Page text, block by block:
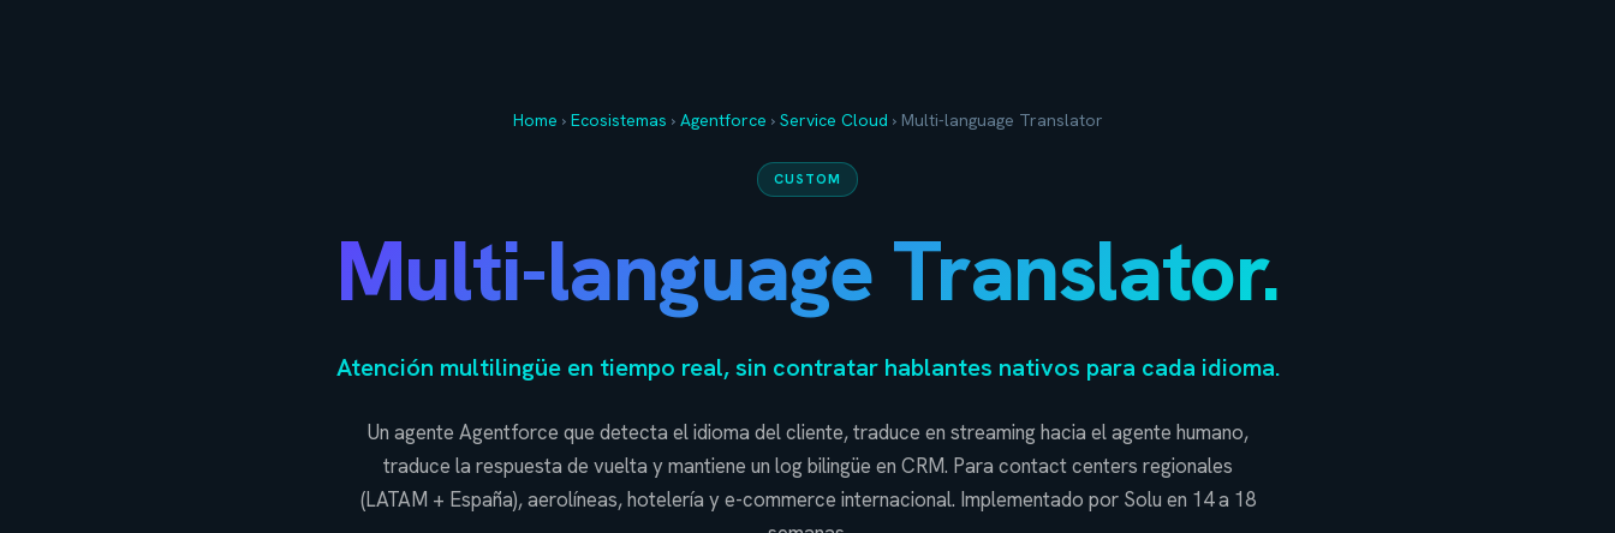
Home › Ecosistemas › Agentforce › Service Cloud › Multi-language Translator
CUSTOM
Multi-language Translator.
Atención multilingüe en tiempo real, sin contratar hablantes nativos para cada idioma.
Un agente Agentforce que detecta el idioma del cliente, traduce en streaming hacia el agente humano,
traduce la respuesta de vuelta y mantiene un log bilingüe en CRM. Para contact centers regionales
(LATAM + España), aerolíneas, hotelería y e-commerce internacional. Implementado por Solu en 14 a 18